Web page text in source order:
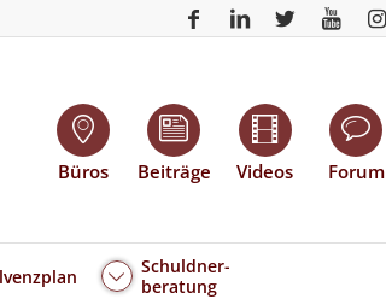
Büros Beiträge Videos Forum
Schuldner-
beratung